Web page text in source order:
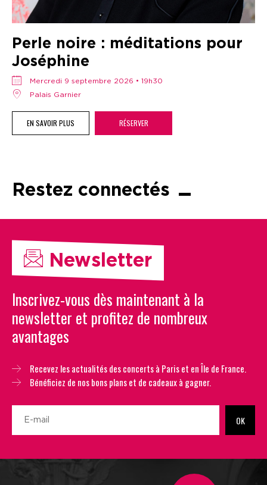
Perle noire : méditations pour
Joséphine
mercredi 9 septembre 2026 • 19h30
Palais Garnier
EN SAVOIR PLUS RÉSERVER
Restez connectés
Newsletter
Inscrivez-vous dès maintenant à la
newsletter et profitez de nombreux
avantages
Recevez les actualités des concerts à Paris et en Île de France.
Bénéficiez de nos bons plans et de cadeaux à gagner.
OK